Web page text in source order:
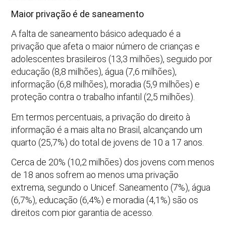
Maior privação é de saneamento
A falta de saneamento básico adequado é a
privação que afeta o maior número de crianças e
adolescentes brasileiros (13,3 milhões), seguido por
educação (8,8 milhões), água (7,6 milhões),
informação (6,8 milhões), moradia (5,9 milhões) e
proteção contra o trabalho infantil (2,5 milhões).
Em termos percentuais, a privação do direito à
informação é a mais alta no Brasil, alcançando um
quarto (25,7%) do total de jovens de 10 a 17 anos.
Cerca de 20% (10,2 milhões) dos jovens com menos
de 18 anos sofrem ao menos uma privação
extrema, segundo o Unicef. Saneamento (7%), água
(6,7%), educação (6,4%) e moradia (4,1%) são os
direitos com pior garantia de acesso.